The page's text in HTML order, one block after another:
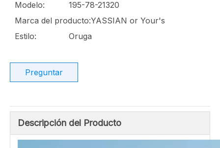
Peso: 15 kg
Proceso: tratamiento térmico
Garantía: 2 años
Informe de prueba de maquinaria:
proporcionado
Color: amarillo o como su requisito
Logotipo: Yassian o como su requisito